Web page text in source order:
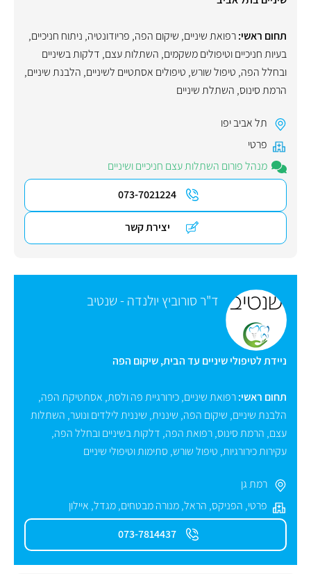
תחום ראשי:רפואת שיניים, שיקום הפה, פריודונטיה, ניתוח חניכיים,
בעיות חניכיים וטיפולים משקמים, השתלות עצם, דלקות בשיניים
ובחלל הפה, טיפול שורש, טיפולים אסתטיים לשיניים, הלבנת שיניים,
הרמת סינוס, השתלת שיניים
תל אביב יפו
פרטי
מנהל פורום השתלות עצם חניכיים ושיניים
073-7021224
יצירת קשר
ד"ר סורוביץ יולנדה - שנטיב
ניידת לטיפולי שיניים עד הבית, שיקום הפה
תחום ראשי:רפואת שיניים,כירורגיית פה ולסת, אסתטיקת הפה,
הלבנת שיניים, שיקום הפה, שיננית, שיננית לילדים ונוער, השתלות
עצם, הרמת סינוס,רפואת הפה, דלקות בשיניים ובחלל הפה,
עקירות כירורגיות, טיפול שורש, סתימות וטיפולי שיניים
רמת גן
פרטי, הפניקס, הראל,מנורה מבטחים,מגדל, איילון
073-7814437